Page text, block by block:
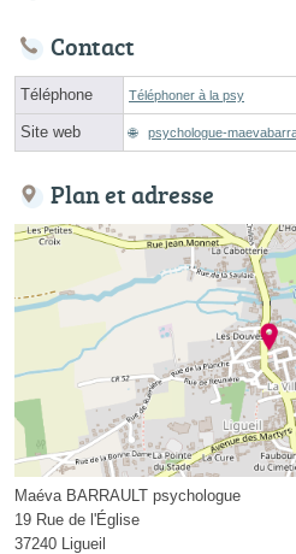
Contact
Téléphone Téléphoner à la psy
Site web psychologue-
Plan et adresse
Maéva BARRAULT psychologue
19 Rue de l'Église
37240 Ligueil